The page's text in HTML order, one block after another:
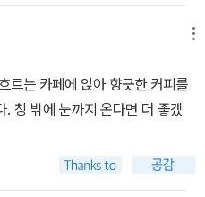
을 떠나거나 이국적인 장소에
범한 일상 속에 삶의 핵심이 들
생각했다. 23세에 화가가 되기
머무른 그는 거리로 나가 주변을
. 단순히 거리 사진가라는 명성
해 ‘세상에 가르침을 주기보다
르는 카페에 앉아 향긋한 커피를
. 창 밖에 눈까지 온다면 더 좋겠